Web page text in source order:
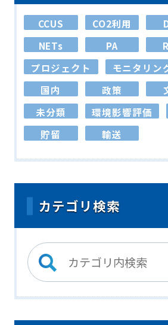
CCUS CO2利用
NETs
PA
プロジェクト
モニタリン
国内
政策
未分類
環境影響評価
貯留
輸送
カテゴリ検索